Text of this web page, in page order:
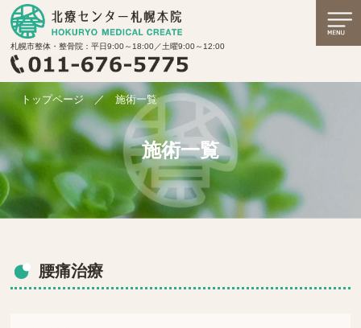
札幌市整体・整骨院：平日9:00～18:00／土曜9:00～12:00
トップページ ／ 施術一覧
施術一覧
腰痛治療